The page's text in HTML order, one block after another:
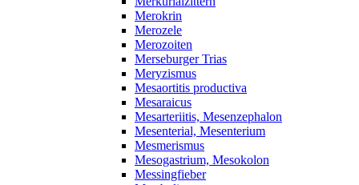
Merokrin
Merozele
Merozoiten
Merseburger Trias
Meryzismus
Mesaortitis productiva
Mesaraicus
Mesarteriitis, Mesenzephalon
Mesenterial, Mesenterium
Mesmerismus
Mesogastrium, Mesokolon
Messingfieber